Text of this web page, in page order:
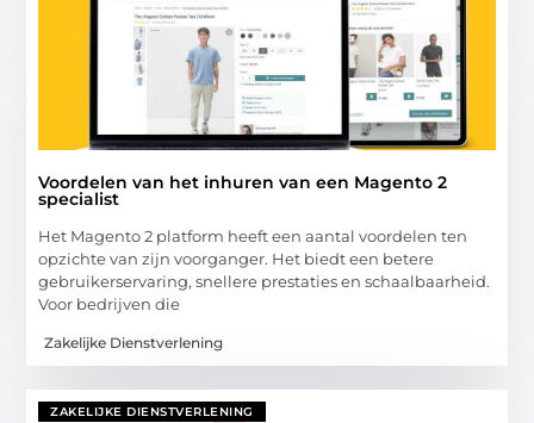
Voordelen van het inhuren van een Magento 2
specialist
Het Magento 2 platform heeft een aantal voordelen ten
opzichte van zijn voorganger. Het biedt een betere
gebruikerservaring, snellere prestaties en schaalbaarheid.
Voor bedrijven die
Zakelijke Dienstverlening
ZAKELIJKE DIENSTVERLENING